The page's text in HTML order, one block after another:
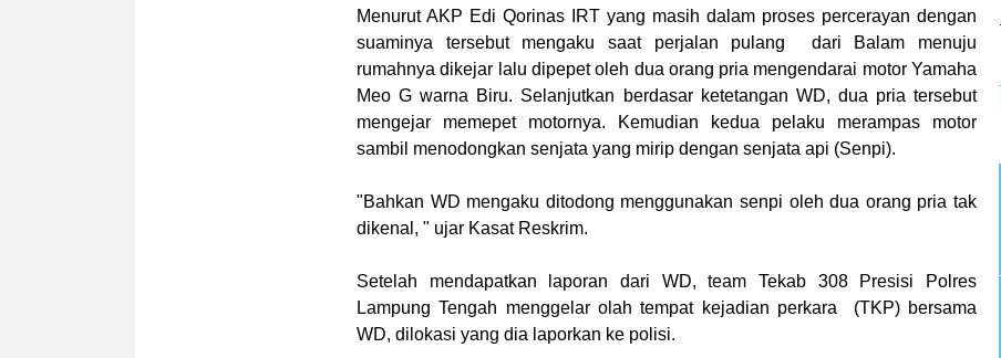
Menurut AKP Edi Qorinas IRT yang masih dalam proses percerayan dengan
suaminya tersebut mengaku saat perjalan pulang dari Balam menuju
rumahnya dikejar lalu dipepet oleh dua orang pria mengendarai motor Yamaha
Meo G warna Biru. Selanjutkan berdasar ketetangan WD, dua pria tersebut
mengejar memepet motornya. Kemudian kedua pelaku merampas motor
sambil menodongkan senjata yang mirip dengan senjata api (Senpi).
"Bahkan WD mengaku ditodong menggunakan senpi oleh dua orang pria tak
dikenal, " ujar Kasat Reskrim.
Setelah mendapatkan laporan dari WD, team Tekab 308 Presisi Polres
Lampung Tengah menggelar olah tempat kejadian perkara (TKP) bersama
WD, dilokasi yang dia laporkan ke polisi.